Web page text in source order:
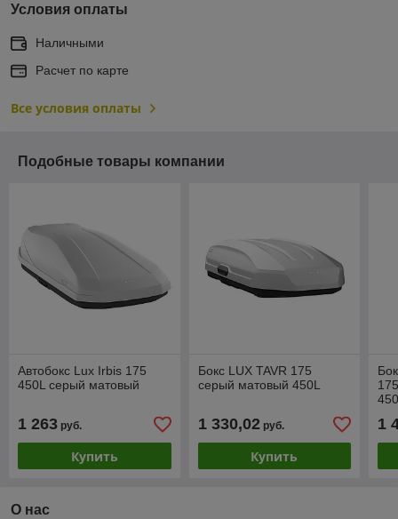
Условия оплаты
Наличными
Расчет по карте
Все условия оплаты
Подобные товары компании
Автобокс Lux Irbis 175
450L серый матовый
1 263 руб.
Купить
Бокс LUX TAVR 175
серый матовый 450L
1 330,02руб.
Купить
1
О нас